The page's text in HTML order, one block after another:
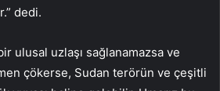
dedi.
ulusal uzlaşı sağlanamazsa ve
çökerse, Sudan terörün ve çeşitli